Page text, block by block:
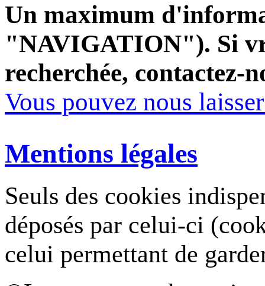
Un maximum
"NAVIGATION"). Si
recherchée, contactez-
Vous pouvez nous
Mentions légales
Seuls des cookies
déposés par celui-ci
celui permettant de